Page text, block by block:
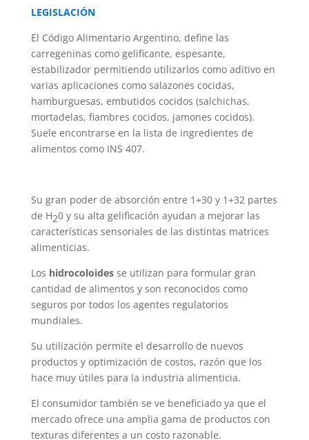
LEGISLACIÓN
El Código Alimentario Argentino, define las
carregeninas como gelificante, espesante,
estabilizador permitiendo utilizarlos como aditivo en
varias aplicaciones como salazones cocidas,
hamburguesas, embutidos cocidos (salchichas,
mortadelas, fiambres cocidos, jamones cocidos).
Suele encontrarse en la lista de ingredientes de
alimentos como INS 407.
Su gran poder de absorción entre 1+30 y 1+32 partes
de H20 y su alta gelificación ayudan a mejorar las
características sensoriales de las distintas matrices
alimenticias.
Los hidrocoloidesse utilizan para formular gran
cantidad de alimentos y son reconocidos como
seguros por todos los agentes regulatorios
mundiales.
Su utilización permite el desarrollo de nuevos
productos y optimización de costos, razón que los
hace muy útiles para la industria alimenticia.
El consumidor también se ve beneficiado ya que el
mercado ofrece una amplia gama de productos con
texturas diferentes a un costo razonable.